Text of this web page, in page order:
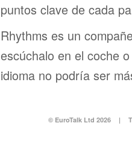
puntos clave de cada
Rhythms es un
escúchalo en el coche
idioma no podría ser
© EuroTalk Ltd 2026 |